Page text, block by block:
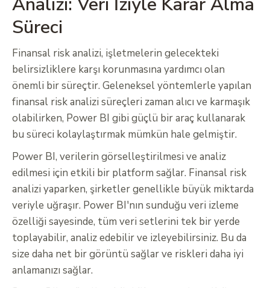
Süreci
Finansal risk analizi, işletmelerin gelecekteki
belirsizliklere karşı korunmasına yardımcı olan
önemli bir süreçtir. Geleneksel yöntemlerle yapılan
finansal risk analizi süreçleri zaman alıcı ve karmaşık
olabilirken, Power BI gibi güçlü bir araç kullanarak
bu süreci kolaylaştırmak mümkün hale gelmiştir.
Power BI, verilerin görselleştirilmesi ve analiz
edilmesi için etkili bir platform sağlar. Finansal risk
analizi yaparken, şirketler genellikle büyük miktarda
veriyle uğraşır. Power BI'nın sunduğu veri izleme
özelliği sayesinde, tüm veri setlerini tek bir yerde
toplayabilir, analiz edebilir ve izleyebilirsiniz. Bu da
size daha net bir görüntü sağlar ve riskleri daha iyi
anlamanızı sağlar.